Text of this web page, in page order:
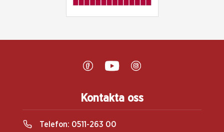
Kontakta oss
Telefon: 0511-263 00